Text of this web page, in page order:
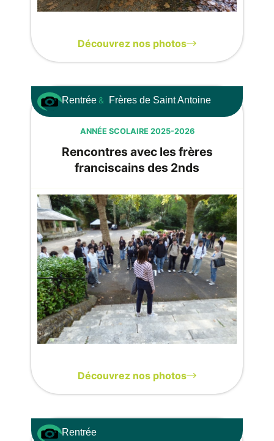
Découvrez nos photos
Rentrée & Frères de Saint Antoine
ANNÉE SCOLAIRE 2025-2026
Rencontres avec les frères
franciscains des 2nds
Découvrez nos photos
Rentrée